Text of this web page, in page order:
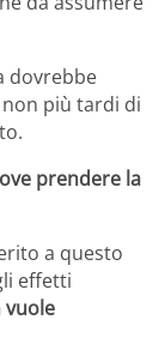
dovrebbe
più tardi di
prendere la
a questo
effetti
vuole